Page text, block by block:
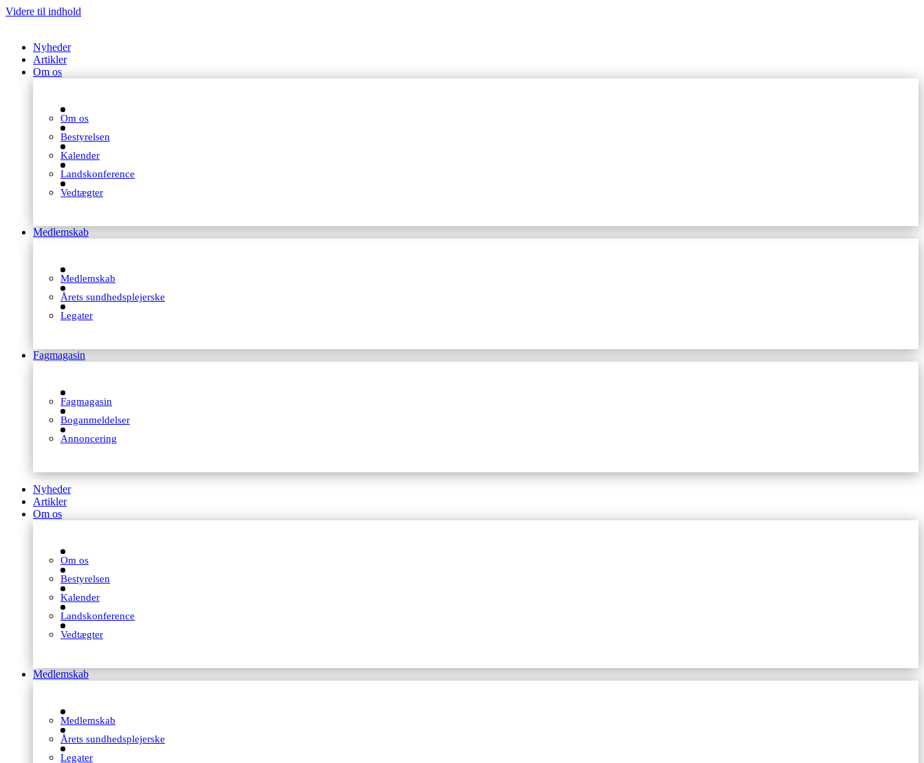
Videre til indhold
Nyheder
Artikler
Om os
Om os
Bestyrelsen
Kalender
Landskonference
Vedtægter
Medlemskab
Medlemskab
Årets sundhedsplejerske
Legater
Fagmagasin
Fagmagasin
Boganmeldelser
Annoncering
Nyheder
Artikler
Om os
Om os
Bestyrelsen
Kalender
Landskonference
Vedtægter
Medlemskab
Medlemskab
Årets sundhedsplejerske
Legater